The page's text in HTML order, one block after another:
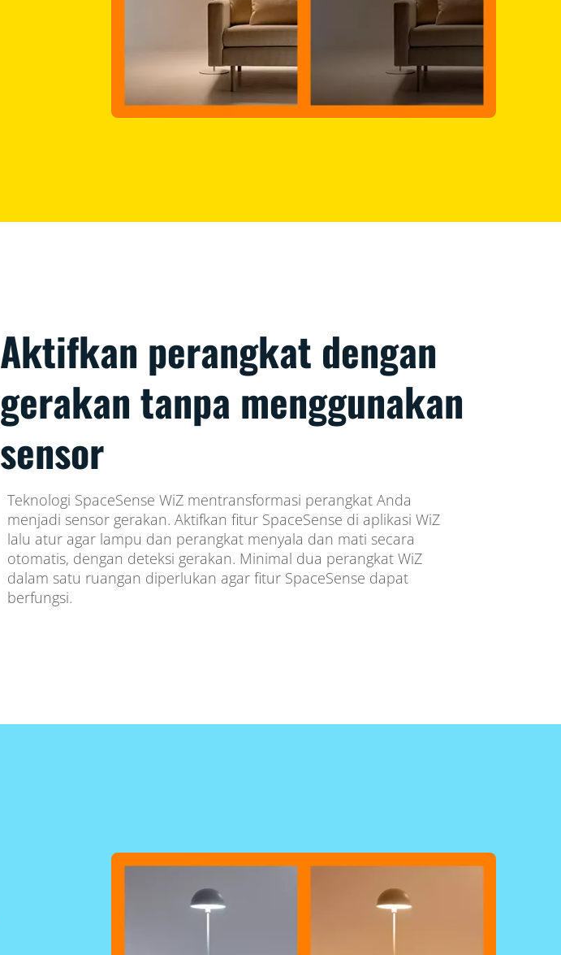
Aktifkan perangkat dengan
gerakan tanpa menggunakan
sensor
Teknologi SpaceSense WiZ mentransformasi perangkat Anda
menjadi sensor gerakan. Aktifkan fitur SpaceSense di aplikasi WiZ
lalu atur agar lampu dan perangkat menyala dan mati secara
otomatis, dengan deteksi gerakan. Minimal dua perangkat WiZ
dalam satu ruangan diperlukan agar fitur SpaceSense dapat
berfungsi.